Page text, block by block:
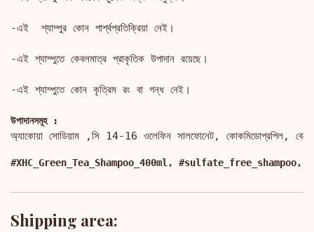
-এই  শ্যাম্পুর কোন পার্শ্বপ্রতিক্রিয়া নেই।
-এই শ্যাম্পুতে কেবলমাত্র প্রাকৃতিক উপাদান রয়েছে।
-এই শ্যাম্পুতে কোন কৃত্রিম রং বা গন্ধ নেই।
উপাদানসমূহ :
অ্যাকোয়া সোডিয়াম ,সি 14-16 ওলেফিন সালফোনেট, কোকমিডোপ্রপিল,
#XHC_Green_Tea_Shampoo_400ml,
Shipping area: